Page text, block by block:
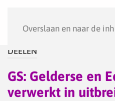
Overslaan en naar de
DEELEN
GS: Gelderse en
verwerkt in